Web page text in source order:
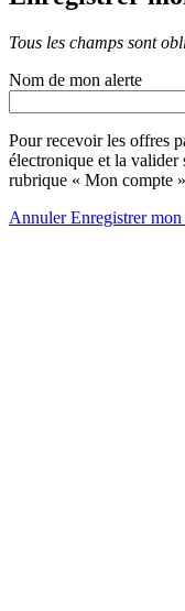
Tous les champs sont
Nom de mon alerte
Pour recevoir les offres
électronique et la valider
rubrique « Mon compte »
AnnulerEnregistrer mon